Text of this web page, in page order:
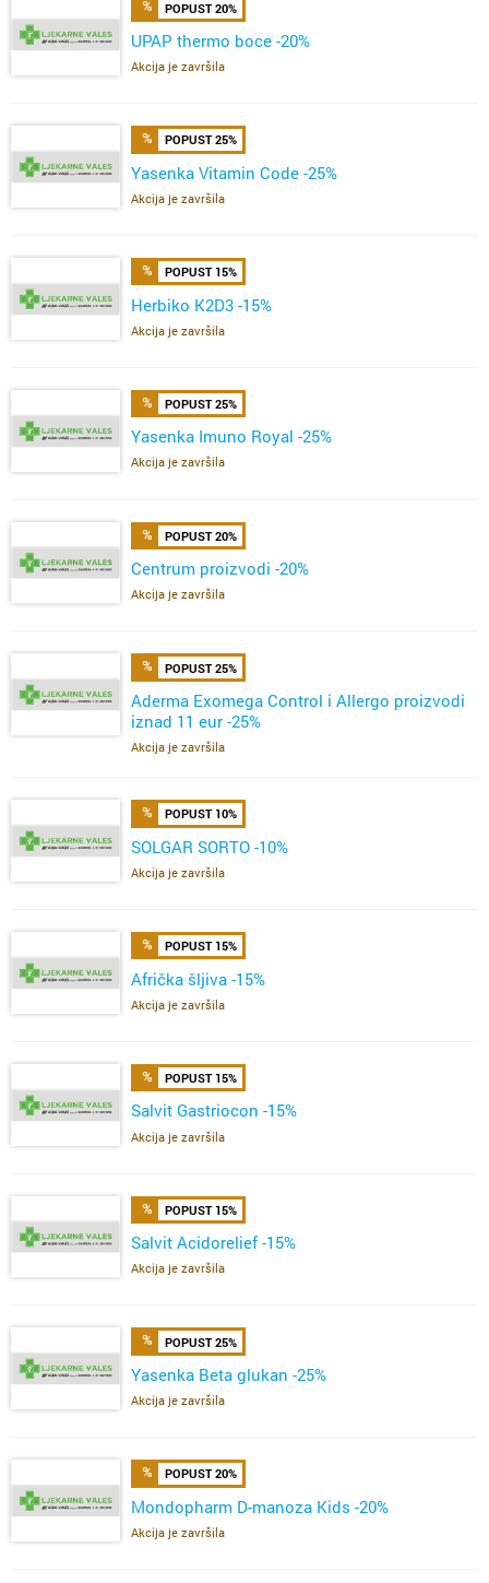
POPUST 20%
UPAP thermo boce -20%
Akcija je završila
POPUST 25%
Yasenka Vitamin Code -25%
Akcija je završila
POPUST 15%
Herbiko K2D3 -15%
Akcija je završila
POPUST 25%
Yasenka Imuno Royal -25%
Akcija je završila
POPUST 20%
Centrum proizvodi -20%
Akcija je završila
POPUST 25%
Aderma Exomega Control i Allergo proizvodi
iznad 11 eur -25%
Akcija je završila
POPUST 10%
SOLGAR SORTO -10%
Akcija je završila
POPUST 15%
Afrička šljiva -15%
Akcija je završila
POPUST 15%
Salvit Gastriocon -15%
Akcija je završila
POPUST 15%
Salvit Acidorelief -15%
Akcija je završila
POPUST 25%
Yasenka Beta glukan -25%
Akcija je završila
POPUST 20%
Mondopharm D-manoza Kids -20%
Akcija je završila